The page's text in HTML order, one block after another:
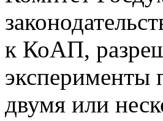
к КоАП,
эксперименты
двумя или